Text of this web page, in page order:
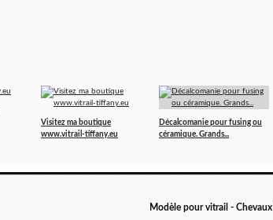
Visitez ma boutique
www.vitrail-tiffany.eu
Décalcomanie pour fusing ou
céramique. Grands...
Modèle pour vitrail - Chevaux